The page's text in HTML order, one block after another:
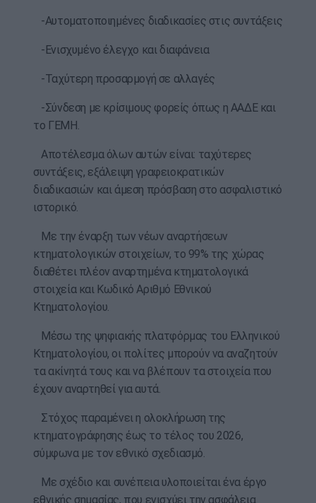
-Αυτοματοποιημένες διαδικασίες στις συντάξεις
-Ενισχυμένο έλεγχο και διαφάνεια
-Ταχύτερη προσαρμογή σε αλλαγές
-Σύνδεση με κρίσιμους φορείς όπως η ΑΑΔΕ και
το ΓΕΜΗ.
Αποτέλεσμα όλων αυτών είναι: ταχύτερες
συντάξεις, εξάλειψη γραφειοκρατικών
διαδικασιών και άμεση πρόσβαση στο ασφαλιστικό
ιστορικό.
Με την έναρξη των νέων αναρτήσεων
κτηματολογικών στοιχείων, το 99% της χώρας
διαθέτει πλέον αναρτημένα κτηματολογικά
στοιχεία και Κωδικό Αριθμό Εθνικού
Κτηματολογίου.
Μέσω της ψηφιακής πλατφόρμας του Ελληνικού
Κτηματολογίου, οι πολίτες μπορούν να αναζητούν
τα ακίνητά τους και να βλέπουν τα στοιχεία που
έχουν αναρτηθεί για αυτά.
Στόχος παραμένει η ολοκλήρωση της
κτηματογράφησης έως το τέλος του 2026,
σύμφωνα με τον εθνικό σχεδιασμό.
Με σχέδιο και συνέπεια υλοποιείται ένα έργο
εθνικής σημασίας, που ενισχύει την ασφάλεια